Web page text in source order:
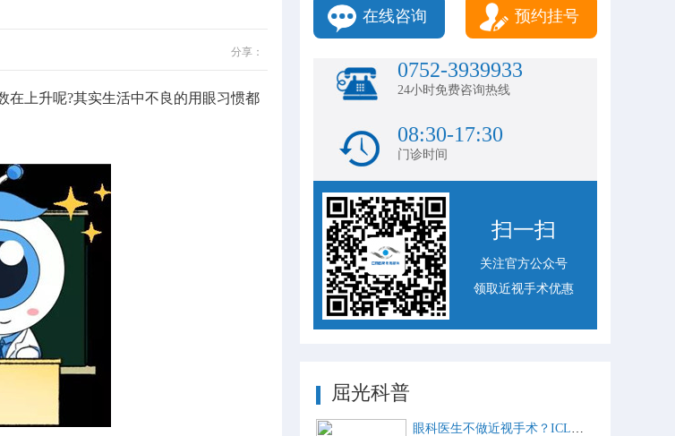
分享：
上升呢?其实生活中不良的用眼习惯都
在线咨询 预约挂号
0752-3939933
24小时免费咨询热线
08:30-17:30
门诊时间
扫一扫
关注官方公众号
领取近视手术优惠
屈光科普
眼科医生不做近视手术？ICL比激光手术好？这些近视手术谣言，别再信了！